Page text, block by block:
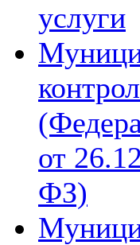
услуги
от
ФЗ)